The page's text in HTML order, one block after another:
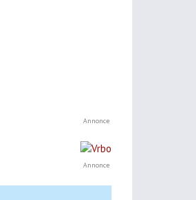
Annonce
Annonce